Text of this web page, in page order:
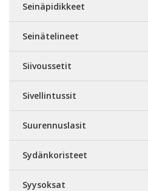
Seinäpidikkeet
Seinätelineet
Siivoussetit
Sivellintussit
Suurennuslasit
Sydänkoristeet
Syysoksat